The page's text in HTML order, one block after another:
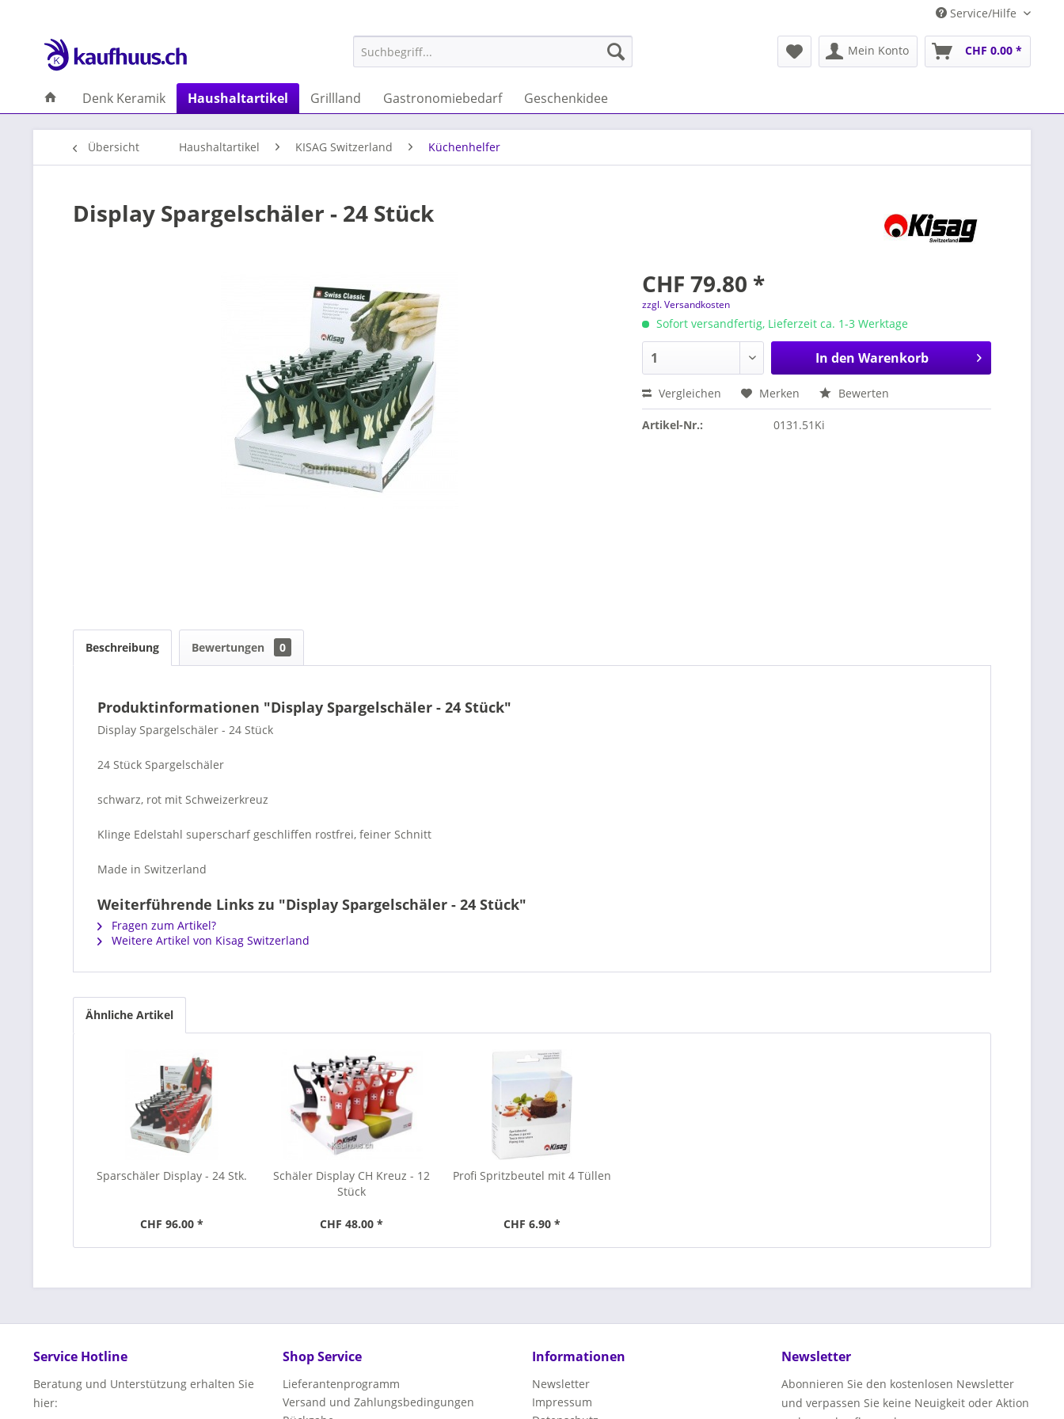
Service/Hilfe
Mein Konto CHF 0.00 *
Denk Keramik Haushaltartikel Grillland Gastronomiebedarf Geschenkidee
Übersicht Haushaltartikel KISAG Switzerland Küchenhelfer
Display Spargelschäler - 24 Stück
CHF 79.80 *
zzgl. Versandkosten
Sofort versandfertig, Lieferzeit ca. 1-3 Werktage
In den Warenkorb
Vergleichen Merken Bewerten
Artikel-Nr.: 0131.51Ki
Beschreibung Bewertungen 0
Produktinformationen "Display Spargelschäler - 24 Stück"
Display Spargelschäler - 24 Stück
24 Stück Spargelschäler
schwarz, rot mit Schweizerkreuz
Klinge Edelstahl superscharf geschliffen rostfrei, feiner Schnitt
Made in Switzerland
Weiterführende Links zu "Display Spargelschäler - 24 Stück"
Fragen zum Artikel?
Weitere Artikel von Kisag Switzerland
Ähnliche Artikel
Sparschäler Display - 24 Stk.
CHF 96.00 *
Schäler Display CH Kreuz - 12
Stück
CHF 48.00 *
Profi Spritzbeutel mit 4 Tüllen
CHF 6.90 *
Service Hotline
Beratung und Unterstützung erhalten Sie
hier:
Shop Service
Lieferantenprogramm
Versand und Zahlungsbedingungen
Informationen
Newsletter
Impressum
Newsletter
Abonnieren Sie den kostenlosen Newsletter
und verpassen Sie keine Neuigkeit oder Aktion